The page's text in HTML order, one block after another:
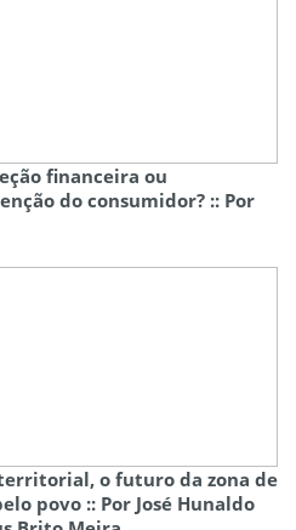
financeira ou
do consumidor? :: Por
o futuro da zona de
povo :: Por José Hunaldo